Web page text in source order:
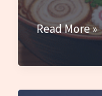
Muito
do
lámen:
Read More »